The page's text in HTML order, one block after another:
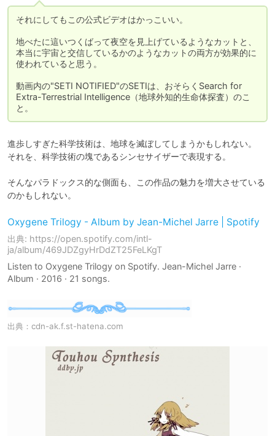
それにしてもこの公式ビデオはかっこいい。
地べたに這いつくばって夜空を見上げているようなカットと、
本当に宇宙と交信しているかのようなカットの両方が効果的に
使われていると思う。
動画内の"SETI NOTIFIED"のSETIは、おそらくSearch for
Extra-Terrestrial Intelligence（地球外知的生命体探査）のこ
と。
進歩しすぎた科学技術は、地球を滅ぼしてしまうかもしれない。
それを、科学技術の塊であるシンセサイザーで表現する。
そんなパラドックス的な側面も、この作品の魅力を増大させている
のかもしれない。
Oxygene Trilogy - Album by Jean-Michel Jarre | Spotify
出典: https://open.spotify.com/intl-
ja/album/469JDZgyHrDdZT25FeLKgT
Listen to Oxygene Trilogy on Spotify. Jean-Michel Jarre ·
Album · 2016 · 21 songs.
出典： cdn-ak.f.st-hatena.com